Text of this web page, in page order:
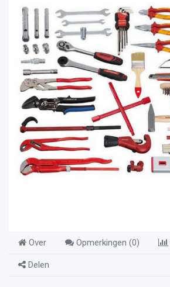
Over Opmerkingen (0)
Delen